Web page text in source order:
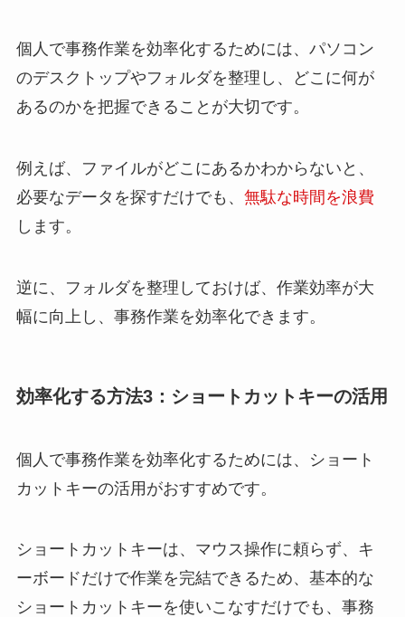
個人で事務作業を効率化するためには、パソコン
のデスクトップやフォルダを整理し、どこに何が
あるのかを把握できることが大切です。
例えば、ファイルがどこにあるかわからないと、
必要なデータを探すだけでも、 無駄な時間を浪費
します。
逆に、フォルダを整理しておけば、作業効率が大
幅に向上し、事務作業を効率化できます。
効率化する方法3：ショートカットキーの活用
個人で事務作業を効率化するためには、ショート
カットキーの活用がおすすめです。
ショートカットキーは、マウス操作に頼らず、キ
ーボードだけで作業を完結できるため、基本的な
ショートカットキーを使いこなすだけでも、事務